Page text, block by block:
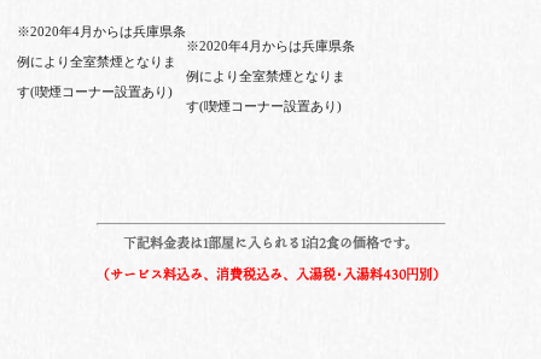
※2020年4月からは兵庫県条
例により全室禁煙となりま
す(喫煙コーナー設置あり)
※2020年4月からは兵庫県条
例により全室禁煙となりま
す(喫煙コーナー設置あり)
下記料金表は1部屋に入られる1泊2食の価格です。
（サービス料込み、消費税込み、入湯税･入湯料430円別）